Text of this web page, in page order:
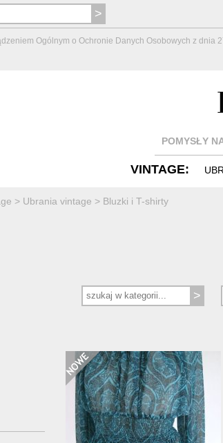
Ogólnym o Ochronie Danych Osobowych z dnia
POMYSŁY
VINTAGE:
> Ubrania vintage > Bluzki i T-shirty